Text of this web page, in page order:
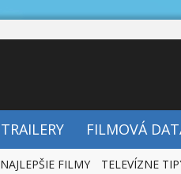
TRAILERY FILMOVÁ
NAJLEPŠIE FILMY TELEVÍZNE